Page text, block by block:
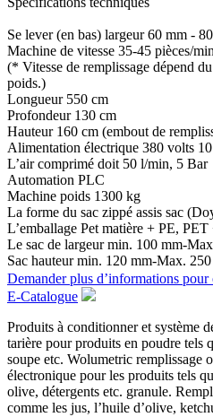
Se lever (en bas) largeur 60 mm - 80
Machine de vitesse 35-45 pièces/
(* Vitesse de remplissage dépend du
poids.)
Longueur 550 cm
Profondeur 130 cm
Hauteur 160 cm (embout de
Alimentation électrique 380 volts 10
L’air comprimé doit 50 l/min, 5 Bar
Automation PLC
Machine poids 1300 kg
La forme du sac zippé assis sac
L’emballage Pet matière + PE, PET
Le sac de largeur min. 100 mm-Max
Sac hauteur min. 120 mm-Max. 250
Demander plus d’informations pour
E-Catalogue
Produits à conditionner et système
tarière pour produits en poudre tels
soupe etc. Wolumetric remplissage
électronique pour les produits tels
olive, détergents etc. granule.
comme les jus, l’huile d’olive,